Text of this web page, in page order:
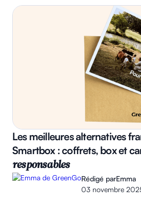
Les meilleures alternatives
Smartbox : coffrets, box et
responsables
Rédigé parEmma
03 novembre